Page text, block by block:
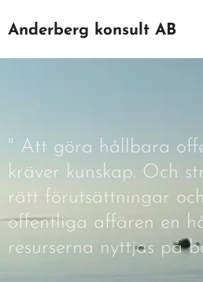
Anderberg konsult AB
" Att göra hållbara
kräver kunskap. Och
rätt förutsättningar
offentliga affären en
resurserna nyttjas på